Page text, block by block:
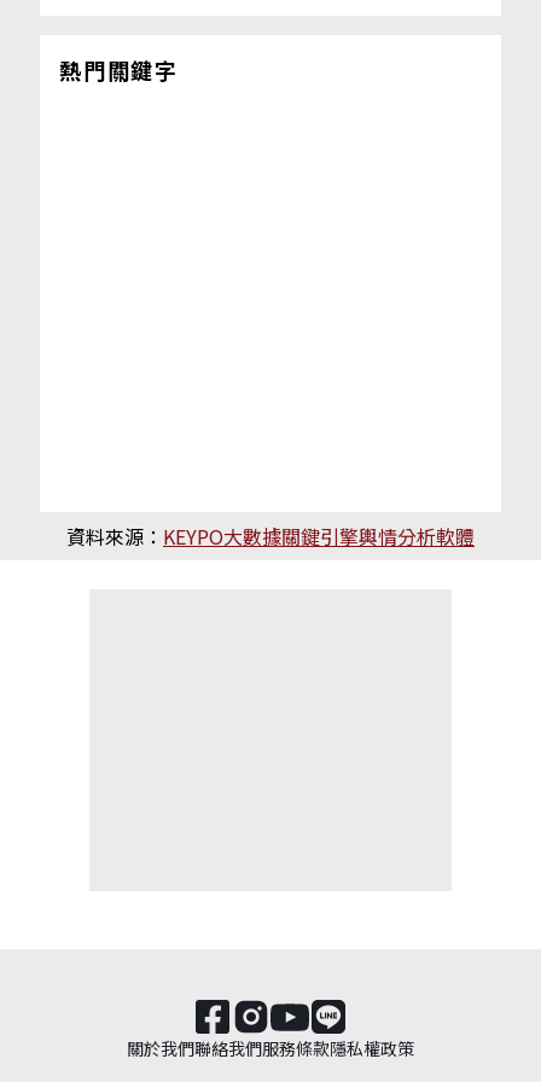
熱門關鍵字
資料來源： KEYPO大數據關鍵引擎輿情分析軟體
關於我們聯絡我們服務條款隱私權政策